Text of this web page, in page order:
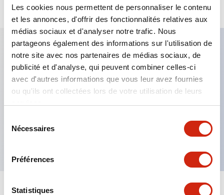
Les cookies nous permettent de personnaliser le contenu
et les annonces, d'offrir des fonctionnalités relatives aux
médias sociaux et d'analyser notre trafic. Nous
partageons également des informations sur l'utilisation de
notre site avec nos partenaires de médias sociaux, de
publicité et d'analyse, qui peuvent combiner celles-ci
avec d'autres informations que vous leur avez fournies
ou qu'ils ont collectées lors de votre utilisation de leurs
Nécessaires
Préférences
Statistiques
Caractéristiques clés
Fixation par regroupement possible
Le commutateur sélecteur avec clé adopte une
structure à goupille à cylindre haute sécurité
La structure de protection est IP65 (IEC60529)